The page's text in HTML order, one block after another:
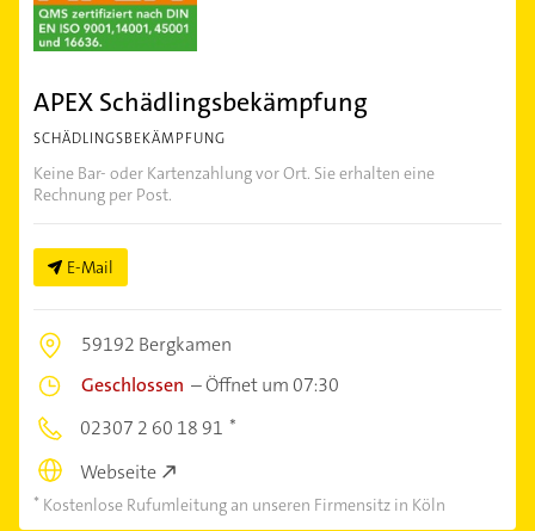
APEX Schädlingsbekämpfung
SCHÄDLINGSBEKÄMPFUNG
Keine Bar- oder Kartenzahlung vor Ort. Sie erhalten eine
Rechnung per Post.
E-Mail
59192 Bergkamen
Geschlossen –Öffnet um 07:30
02307 2 60 18 91
Webseite
Kostenlose Rufumleitung an unseren Firmensitz in Köln